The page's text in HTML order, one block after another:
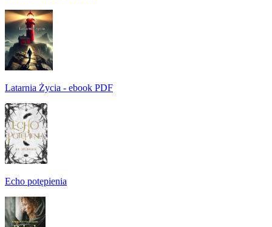
Latarnia Życia - ebook PDF
Echo potępienia